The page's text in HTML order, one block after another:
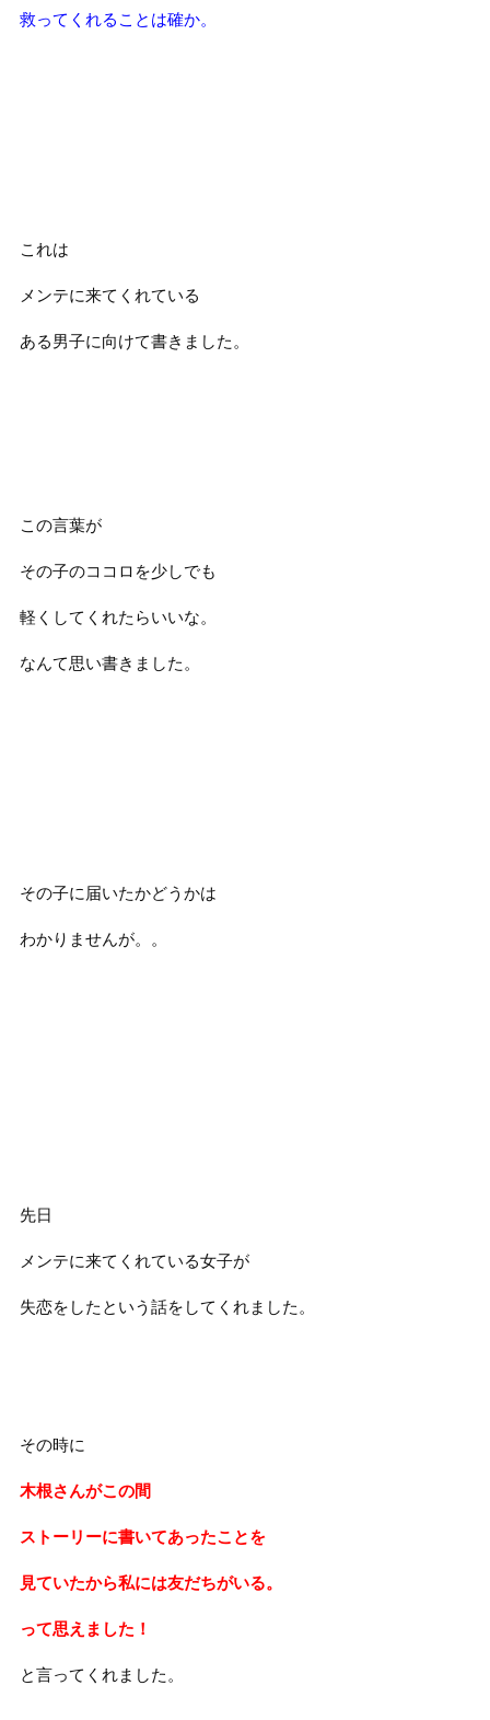
救ってくれることは確か。
これは
メンテに来てくれている
ある男子に向けて書きました。
この言葉が
その子のココロを少しでも
軽くしてくれたらいいな。
なんて思い書きました。
その子に届いたかどうかは
わかりませんが。。
先日
メンテに来てくれている女子が
失恋をしたという話をしてくれました。
その時に
木根さんがこの間
ストーリーに書いてあったことを
見ていたから私には友だちがいる。
って思えました！
と言ってくれました。